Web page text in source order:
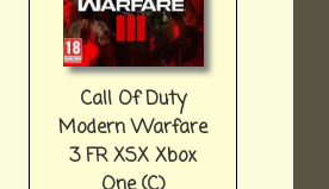
Call Of Duty
Modern Warfare
3 FR XSX Xbox